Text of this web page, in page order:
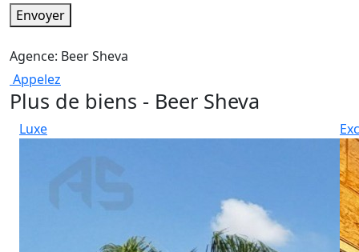
Envoyer
Agence: Beer Sheva
Appelez
Plus de biens - Beer Sheva
Luxe